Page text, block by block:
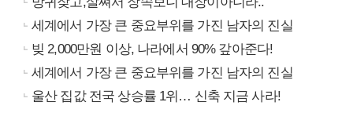
세계에서 가장 큰 중요부위를 가진 남자의 진실
빚 2,000만원 이상, 나라에서 90% 갚아준다!
세계에서 가장 큰 중요부위를 가진 남자의 진실
울산 집값 전국 상승률 1위… 신축 지금 사라!